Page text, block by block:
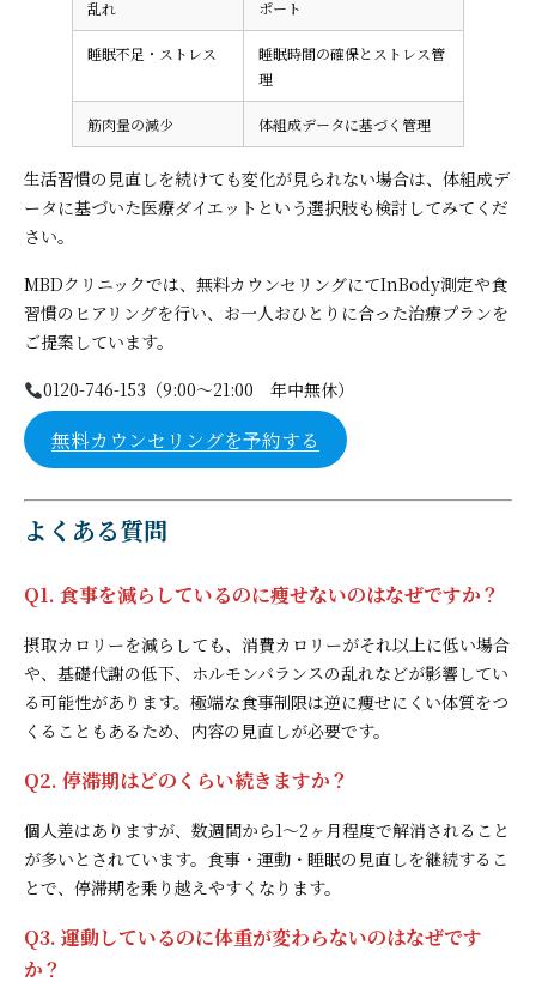
乱れ ポート
睡眠不足・ストレス
睡眠時間の確保とストレス管
理
筋肉量の減少 体組成データに基づく管理
生活習慣の見直しを続けても変化が見られない場合は、体組成デ
ータに基づいた医療ダイエットという選択肢も検討してみてくだ
さい。
MBDクリニックでは、無料カウンセリングにてInBody測定や食
習慣のヒアリングを行い、お一人おひとりに合った治療プランを
ご提案しています。
0120-746-153（9:00〜21:00 年中無休）
無料カウンセリングを予約する
よくある質問
Q1. 食事を減らしているのに痩せないのはなぜですか？
摂取カロリーを減らしても、消費カロリーがそれ以上に低い場合
や、基礎代謝の低下、ホルモンバランスの乱れなどが影響してい
る可能性があります。極端な食事制限は逆に痩せにくい体質をつ
くることもあるため、内容の見直しが必要です。
Q2. 停滞期はどのくらい続きますか？
個人差はありますが、数週間から1〜2ヶ月程度で解消されること
が多いとされています。食事・運動・睡眠の見直しを継続するこ
とで、停滞期を乗り越えやすくなります。
Q3. 運動しているのに体重が変わらないのはなぜです
か？